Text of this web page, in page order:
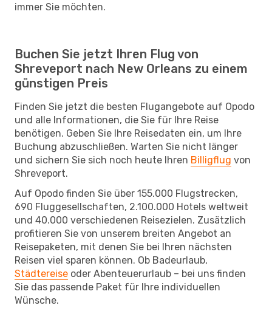
immer Sie möchten.
Buchen Sie jetzt Ihren Flug von
Shreveport nach New Orleans zu einem
günstigen Preis
Finden Sie jetzt die besten Flugangebote auf Opodo
und alle Informationen, die Sie für Ihre Reise
benötigen. Geben Sie Ihre Reisedaten ein, um Ihre
Buchung abzuschließen. Warten Sie nicht länger
und sichern Sie sich noch heute Ihren Billigflug von
Shreveport.
Auf Opodo finden Sie über 155.000 Flugstrecken,
690 Fluggesellschaften, 2.100.000 Hotels weltweit
und 40.000 verschiedenen Reisezielen. Zusätzlich
profitieren Sie von unserem breiten Angebot an
Reisepaketen, mit denen Sie bei Ihren nächsten
Reisen viel sparen können. Ob Badeurlaub,
Städtereise oder Abenteuerurlaub – bei uns finden
Sie das passende Paket für Ihre individuellen
Wünsche.